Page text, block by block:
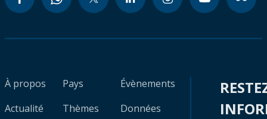
À propos
Actualité
Pays
Thèmes
Évènements
Données